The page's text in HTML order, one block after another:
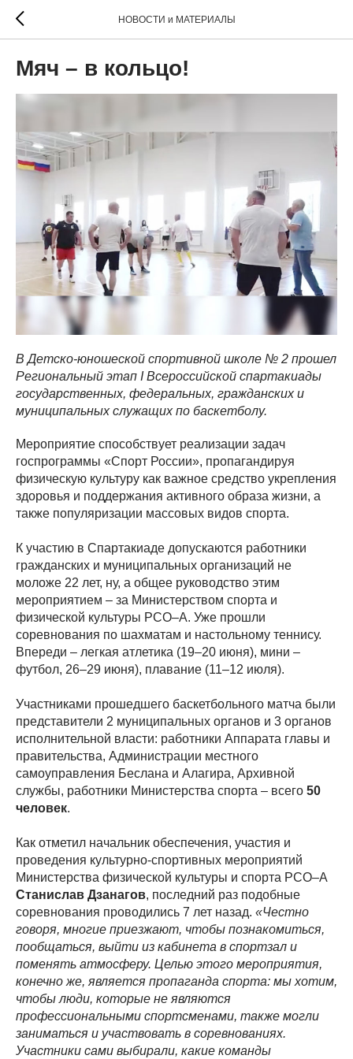
НОВОСТИ и МАТЕРИАЛЫ
Мяч – в кольцо!
В Детско-юношеской спортивной школе № 2 прошел
Региональный этап I Всероссийской спартакиады
государственных, федеральных, гражданских и
муниципальных служащих по баскетболу.
Мероприятие способствует реализации задач
госпрограммы «Спорт России», пропагандируя
физическую культуру как важное средство укрепления
здоровья и поддержания активного образа жизни, а
также популяризации массовых видов спорта.
К участию в Спартакиаде допускаются работники
гражданских и муниципальных организаций не
моложе 22 лет, ну, а общее руководство этим
мероприятием – за Министерством спорта и
физической культуры РСО–А. Уже прошли
соревнования по шахматам и настольному теннису.
Впереди – легкая атлетика (19–20 июня), мини –
футбол, 26–29 июня), плавание (11–12 июля).
Участниками прошедшего баскетбольного матча были
представители 2 муниципальных органов и 3 органов
исполнительной власти: работники Аппарата главы и
правительства, Администрации местного
самоуправления Беслана и Алагира, Архивной
службы, работники Министерства спорта – всего 50
человек.
Как отметил начальник обеспечения, участия и
проведения культурно-спортивных мероприятий
Министерства физической культуры и спорта РСО–А
Станислав Дзанагов, последний раз подобные
соревнования проводились 7 лет назад. «Честно
говоря, многие приезжают, чтобы познакомиться,
пообщаться, выйти из кабинета в спортзал и
поменять атмосферу. Целью этого мероприятия,
конечно же, является пропаганда спорта: мы хотим,
чтобы люди, которые не являются
профессиональными спортсменами, также могли
заниматься и участвовать в соревнованиях.
Участники сами выбирали, какие команды